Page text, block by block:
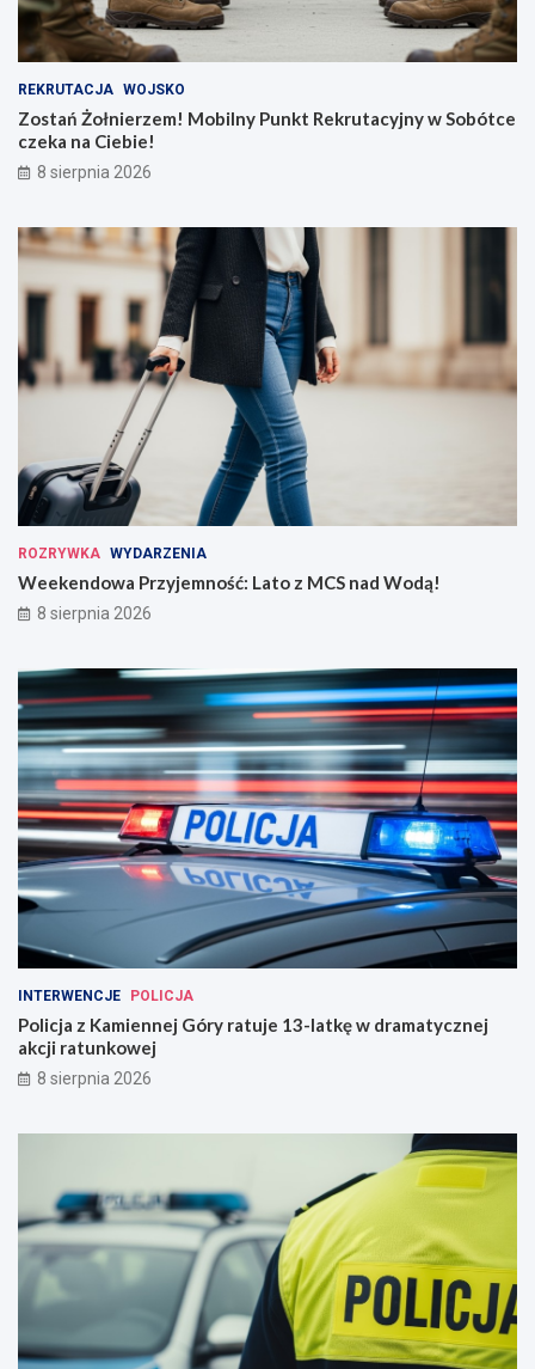
REKRUTACJA WOJSKO
Zostań Żołnierzem! Mobilny Punkt Rekrutacyjny w Sobótce
czeka na Ciebie!
8 sierpnia 2026
ROZRYWKA WYDARZENIA
Weekendowa Przyjemność: Lato z MCS nad Wodą!
8 sierpnia 2026
INTERWENCJE POLICJA
Policja z Kamiennej Góry ratuje 13-latkę w dramatycznej
akcji ratunkowej
8 sierpnia 2026